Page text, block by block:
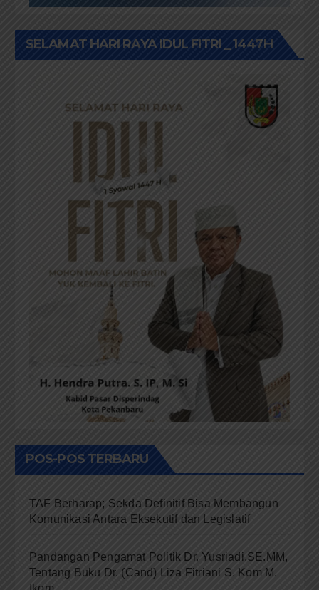
SELAMAT HARI RAYA IDUL FITRI _ 1447H
POS-POS TERBARU
TAF Berharap; Sekda Definitif Bisa Membangun
Komunikasi Antara Eksekutif dan Legislatif
Pandangan Pengamat Politik Dr. Yusriadi.SE.MM,
Tentang Buku Dr. (Cand) Liza Fitriani S. Kom M.